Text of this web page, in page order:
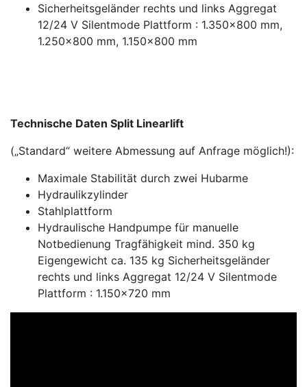
Sicherheitsgeländer rechts und links Aggregat
12/24 V Silentmode Plattform : 1.350x800 mm,
1.250x800 mm, 1.150x800 mm
Technische Daten Split Linearlift
(„Standard“ weitere Abmessung auf Anfrage möglich!):
Maximale Stabilität durch zwei Hubarme
Hydraulikzylinder
Stahlplattform
Hydraulische Handpumpe für manuelle
Notbedienung Tragfähigkeit mind. 350 kg
Eigengewicht ca. 135 kg Sicherheitsgeländer
rechts und links Aggregat 12/24 V Silentmode
Plattform : 1.150x720 mm